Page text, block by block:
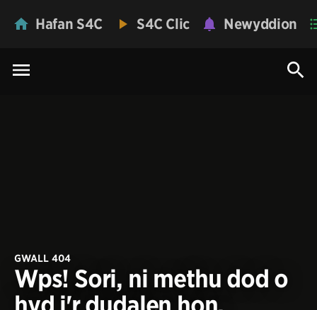
Hafan S4C S4C Clic Newyddion
GWALL 404
Wps! Sori, ni methu dod o